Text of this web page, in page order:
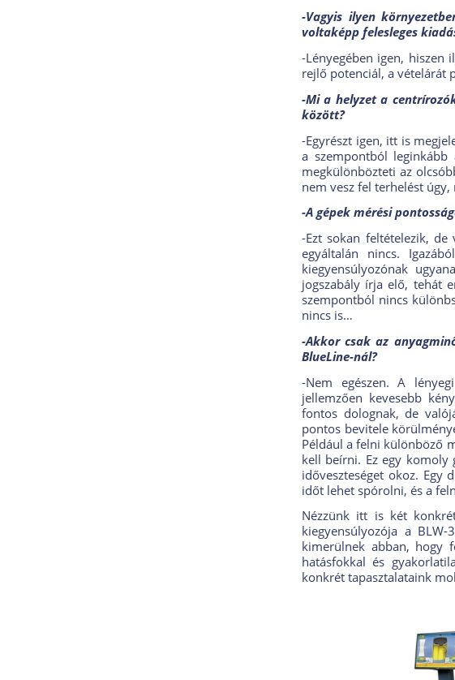
-Vagyis ilyen
voltaképp felesleges
-Lényegében igen, hiszen
rejlő potenciál, a vételárát
-Mi a helyzet a
között?
-Egyrészt igen, itt is
a szempontból leginkább
megkülönbözteti az
nem vesz fel terhelést
-A gépek mérési
-Ezt sokan feltételezik, de
egyáltalán nincs.
kiegyensúlyozónak
jogszabály írja elő, tehát
szempontból nincs
nincs is…
-Akkor csak az
BlueLine-nál?
-Nem egészen. A
jellemzően kevesebb
fontos dolognak, de
pontos bevitele
Például a felni különböző
kell beírni. Ez egy komoly
időveszteséget okoz. Egy
időt lehet spórolni, és a
Nézzünk itt is két
kiegyensúlyozója a
kimerülnek abban, hogy
hatásfokkal és
konkrét tapasztalataink